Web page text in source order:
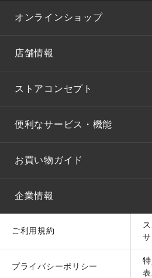
オンラインショップ
店舗情報
ストアコンセプト
便利なサービス・機能
お買い物ガイド
企業情報
ご利用規約
プライバシーポリシー